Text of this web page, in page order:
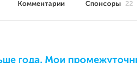
Комментарии Спонсоры 22
года. Мои